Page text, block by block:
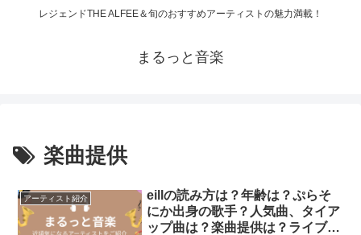
レジェンドTHE ALFEE＆旬のおすすめアーティストの魅力満載！
まるっと音楽
楽曲提供
アーティスト紹介
eillの読み方は？年齢は？ぷらそ
にか出身の歌手？人気曲、タイア
ップ曲は？楽曲提供は？ライブ